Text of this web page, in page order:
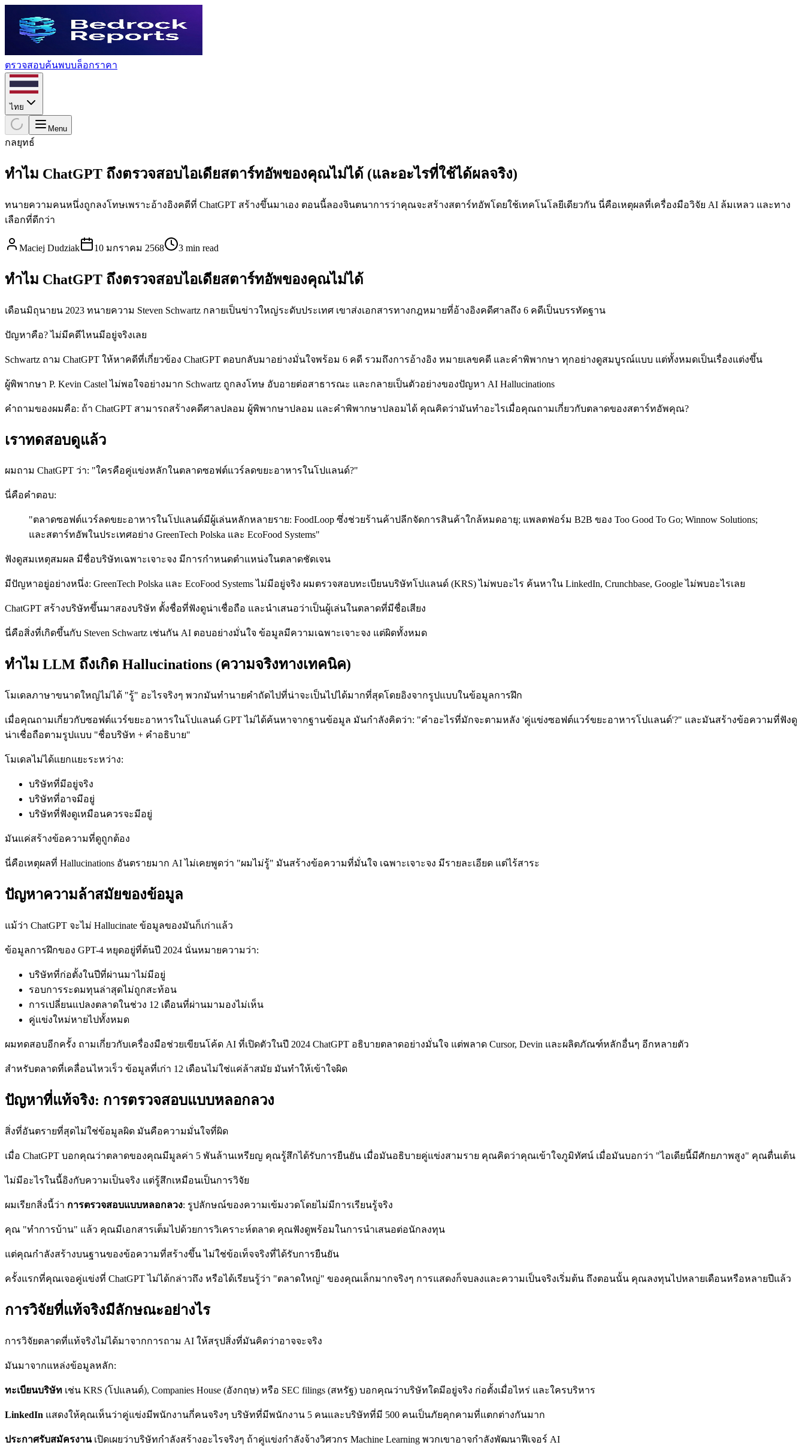
ตรวจสอบค้นพบบล็อกราคา
ไทย
Menu
กลยุทธ์
ทำไม ChatGPT ถึงตรวจสอบไอเดียสตาร์ทอัพของคุณไม่ได้ (และอะไรที่ใช้ได้ผลจริง)
ทนายความคนหนึ่งถูกลงโทษเพราะอ้างอิงคดีที่ ChatGPT สร้างขึ้นมาเอง ตอนนี้ลองจินตนาการว่าคุณจะสร้างสตาร์ทอัพโดยใช้เทคโนโลยีเดียวกัน นี่คือเหตุผลที่เครื่องมือวิจัย AI ล้มเหลว และทาง
เลือกที่ดีกว่า
Maciej Dudziak 10 มกราคม 2568 3 min read
ทำไม ChatGPT ถึงตรวจสอบไอเดียสตาร์ทอัพของคุณไม่ได้
เดือนมิถุนายน 2023 ทนายความ Steven Schwartz กลายเป็นข่าวใหญ่ระดับประเทศ เขาส่งเอกสารทางกฎหมายที่อ้างอิงคดีศาลถึง 6 คดีเป็นบรรทัดฐาน
ปัญหาคือ? ไม่มีคดีไหนมีอยู่จริงเลย
Schwartz ถาม ChatGPT ให้หาคดีที่เกี่ยวข้อง ChatGPT ตอบกลับมาอย่างมั่นใจพร้อม 6 คดี รวมถึงการอ้างอิง หมายเลขคดี และคำพิพากษา ทุกอย่างดูสมบูรณ์แบบ แต่ทั้งหมดเป็นเรื่องแต่งขึ้น
ผู้พิพากษา P. Kevin Castel ไม่พอใจอย่างมาก Schwartz ถูกลงโทษ อับอายต่อสาธารณะ และกลายเป็นตัวอย่างของปัญหา AI Hallucinations
คำถามของผมคือ: ถ้า ChatGPT สามารถสร้างคดีศาลปลอม ผู้พิพากษาปลอม และคำพิพากษาปลอมได้ คุณคิดว่ามันทำอะไรเมื่อคุณถามเกี่ยวกับตลาดของสตาร์ทอัพคุณ?
เราทดสอบดูแล้ว
ผมถาม ChatGPT ว่า: "ใครคือคู่แข่งหลักในตลาดซอฟต์แวร์ลดขยะอาหารในโปแลนด์?"
นี่คือคำตอบ:
"ตลาดซอฟต์แวร์ลดขยะอาหารในโปแลนด์มีผู้เล่นหลักหลายราย: FoodLoop ซึ่งช่วยร้านค้าปลีกจัดการสินค้าใกล้หมดอายุ; แพลตฟอร์ม B2B ของ Too Good To Go; Winnow Solutions;
และสตาร์ทอัพในประเทศอย่าง GreenTech Polska และ EcoFood Systems"
ฟังดูสมเหตุสมผล มีชื่อบริษัทเฉพาะเจาะจง มีการกำหนดตำแหน่งในตลาดชัดเจน
มีปัญหาอยู่อย่างหนึ่ง: GreenTech Polska และ EcoFood Systems ไม่มีอยู่จริง ผมตรวจสอบทะเบียนบริษัทโปแลนด์ (KRS) ไม่พบอะไร ค้นหาใน LinkedIn, Crunchbase, Google ไม่พบอะไรเลย
ChatGPT สร้างบริษัทขึ้นมาสองบริษัท ตั้งชื่อที่ฟังดูน่าเชื่อถือ และนำเสนอว่าเป็นผู้เล่นในตลาดที่มีชื่อเสียง
นี่คือสิ่งที่เกิดขึ้นกับ Steven Schwartz เช่นกัน AI ตอบอย่างมั่นใจ ข้อมูลมีความเฉพาะเจาะจง แต่ผิดทั้งหมด
ทำไม LLM ถึงเกิด Hallucinations (ความจริงทางเทคนิค)
โมเดลภาษาขนาดใหญ่ไม่ได้ "รู้" อะไรจริงๆ พวกมันทำนายคำถัดไปที่น่าจะเป็นไปได้มากที่สุดโดยอิงจากรูปแบบในข้อมูลการฝึก
เมื่อคุณถามเกี่ยวกับซอฟต์แวร์ขยะอาหารในโปแลนด์ GPT ไม่ได้ค้นหาจากฐานข้อมูล มันกำลังคิดว่า: "คำอะไรที่มักจะตามหลัง 'คู่แข่งซอฟต์แวร์ขยะอาหารโปแลนด์'?" และมันสร้างข้อความที่ฟังดู
น่าเชื่อถือตามรูปแบบ "ชื่อบริษัท + คำอธิบาย"
โมเดลไม่ได้แยกแยะระหว่าง:
บริษัทที่มีอยู่จริง
บริษัทที่อาจมีอยู่
บริษัทที่ฟังดูเหมือนควรจะมีอยู่
มันแค่สร้างข้อความที่ดูถูกต้อง
นี่คือเหตุผลที่ Hallucinations อันตรายมาก AI ไม่เคยพูดว่า "ผมไม่รู้" มันสร้างข้อความที่มั่นใจ เฉพาะเจาะจง มีรายละเอียด แต่ไร้สาระ
ปัญหาความล้าสมัยของข้อมูล
แม้ว่า ChatGPT จะไม่ Hallucinate ข้อมูลของมันก็เก่าแล้ว
ข้อมูลการฝึกของ GPT-4 หยุดอยู่ที่ต้นปี 2024 นั่นหมายความว่า:
บริษัทที่ก่อตั้งในปีที่ผ่านมาไม่มีอยู่
รอบการระดมทุนล่าสุดไม่ถูกสะท้อน
การเปลี่ยนแปลงตลาดในช่วง 12 เดือนที่ผ่านมามองไม่เห็น
คู่แข่งใหม่หายไปทั้งหมด
ผมทดสอบอีกครั้ง ถามเกี่ยวกับเครื่องมือช่วยเขียนโค้ด AI ที่เปิดตัวในปี 2024 ChatGPT อธิบายตลาดอย่างมั่นใจ แต่พลาด Cursor, Devin และผลิตภัณฑ์หลักอื่นๆ อีกหลายตัว
สำหรับตลาดที่เคลื่อนไหวเร็ว ข้อมูลที่เก่า 12 เดือนไม่ใช่แค่ล้าสมัย มันทำให้เข้าใจผิด
ปัญหาที่แท้จริง: การตรวจสอบแบบหลอกลวง
สิ่งที่อันตรายที่สุดไม่ใช่ข้อมูลผิด มันคือความมั่นใจที่ผิด
เมื่อ ChatGPT บอกคุณว่าตลาดของคุณมีมูลค่า 5 พันล้านเหรียญ คุณรู้สึกได้รับการยืนยัน เมื่อมันอธิบายคู่แข่งสามราย คุณคิดว่าคุณเข้าใจภูมิทัศน์ เมื่อมันบอกว่า "ไอเดียนี้มีศักยภาพสูง" คุณตื่นเต้น
ไม่มีอะไรในนี้อิงกับความเป็นจริง แต่รู้สึกเหมือนเป็นการวิจัย
ผมเรียกสิ่งนี้ว่า การตรวจสอบแบบหลอกลวง: รูปลักษณ์ของความเข้มงวดโดยไม่มีการเรียนรู้จริง
คุณ "ทำการบ้าน" แล้ว คุณมีเอกสารเต็มไปด้วยการวิเคราะห์ตลาด คุณฟังดูพร้อมในการนำเสนอต่อนักลงทุน
แต่คุณกำลังสร้างบนฐานของข้อความที่สร้างขึ้น ไม่ใช่ข้อเท็จจริงที่ได้รับการยืนยัน
ครั้งแรกที่คุณเจอคู่แข่งที่ ChatGPT ไม่ได้กล่าวถึง หรือได้เรียนรู้ว่า "ตลาดใหญ่" ของคุณเล็กมากจริงๆ การแสดงก็จบลงและความเป็นจริงเริ่มต้น ถึงตอนนั้น คุณลงทุนไปหลายเดือนหรือหลายปีแล้ว
การวิจัยที่แท้จริงมีลักษณะอย่างไร
การวิจัยตลาดที่แท้จริงไม่ได้มาจากการถาม AI ให้สรุปสิ่งที่มันคิดว่าอาจจะจริง
มันมาจากแหล่งข้อมูลหลัก:
ทะเบียนบริษัท เช่น KRS (โปแลนด์), Companies House (อังกฤษ) หรือ SEC filings (สหรัฐ) บอกคุณว่าบริษัทใดมีอยู่จริง ก่อตั้งเมื่อไหร่ และใครบริหาร
LinkedIn แสดงให้คุณเห็นว่าคู่แข่งมีพนักงานกี่คนจริงๆ บริษัทที่มีพนักงาน 5 คนและบริษัทที่มี 500 คนเป็นภัยคุกคามที่แตกต่างกันมาก
ประกาศรับสมัครงานเปิดเผยว่าบริษัทกำลังสร้างอะไรจริงๆ ถ้าคู่แข่งกำลังจ้างวิศวกร Machine Learning พวกเขาอาจกำลังพัฒนาฟีเจอร์ AI